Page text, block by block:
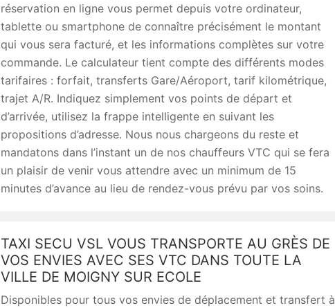
réservation en ligne vous permet depuis votre ordinateur,
tablette ou smartphone de connaître précisément le montant
qui vous sera facturé, et les informations complètes sur votre
commande. Le calculateur tient compte des différents modes
tarifaires : forfait, transferts Gare/Aéroport, tarif kilométrique,
trajet A/R. Indiquez simplement vos points de départ et
d’arrivée, utilisez la frappe intelligente en suivant les
propositions d’adresse. Nous nous chargeons du reste et
mandatons dans l’instant un de nos chauffeurs VTC qui se fera
un plaisir de venir vous attendre avec un minimum de 15
minutes d’avance au lieu de rendez-vous prévu par vos soins.
TAXI SECU VSL VOUS TRANSPORTE AU GRÈS DE
VOS ENVIES AVEC SES VTC DANS TOUTE LA
VILLE DE MOIGNY SUR ECOLE
Disponibles pour tous vos envies de déplacement et transfert à